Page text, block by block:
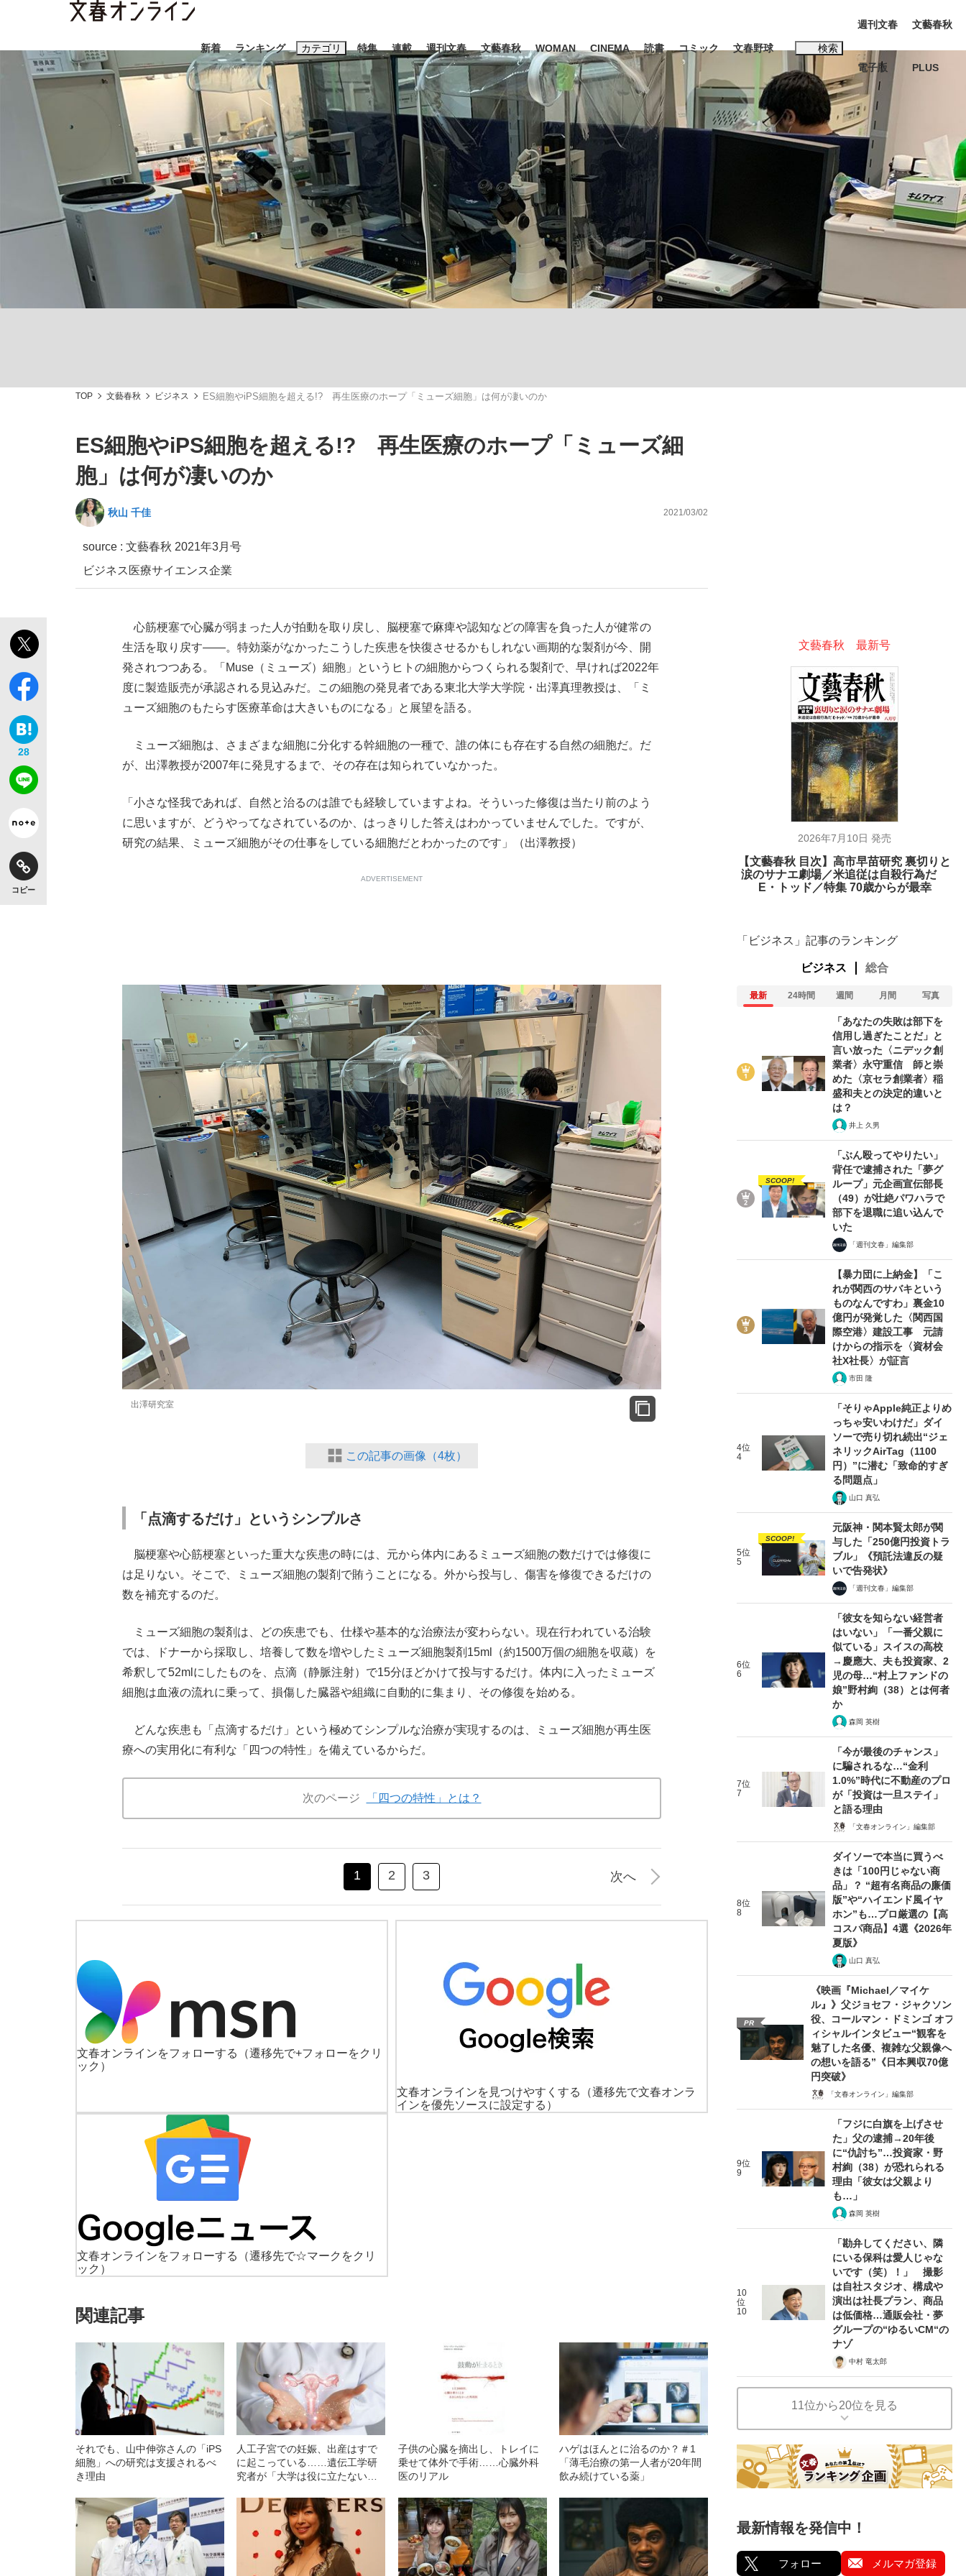
新着 ランキング カテゴリ
スクープ ニュース エンタメ ライフ ビジネス インタビュー 読書
「90%は失敗する。でも…」本田圭佑が初めて明かした日本代表監督に... 「最悪の空気のまま解散」WBC日本代表“敗戦”の真実 選手が明かす...
「敗因分析は一切聞かれなかった」侍ジャパン選手が証言した“NPB聞... 「クマが悪者扱いされているのが悲しい」『北の国から』倉本聰氏（91...
「目標達成できなかったからと言って…」サッカー日本代表・森保一監督...
もっと見る
特集
観る将棋、読む将棋
キングの誕生を、目撃せよ。
the Style
連載 週刊文春 文藝春秋 WOMAN CINEMA 読書 コミック 文春野球 検索
キーワード入力
おすすめのキーワードタグ一覧
#藤田晋 #三山凌輝 #高市早苗 #後藤真希 #森岡毅 #城彰二 #内田有紀
#玉木雄一郎
#亀和田武
週刊文春
電子版
文藝春秋
PLUS
TOP 文藝春秋 ビジネス ES細胞やiPS細胞を超える!? 再生医療のホープ「ミューズ細胞」は何が凄いのか
ES細胞やiPS細胞を超える!? 再生医療のホープ「ミューズ細
胞」は何が凄いのか
秋山 千佳 2021/03/02
source : 文藝春秋 2021年3月号
ビジネス 医療サイエンス企業
28
コピー
心筋梗塞で心臓が弱まった人が拍動を取り戻し、脳梗塞で麻痺や認知などの障害を負った人が健常の
生活を取り戻す――。特効薬がなかったこうした疾患を快復させるかもしれない画期的な製剤が今、開
発されつつある。「Muse（ミューズ）細胞」というヒトの細胞からつくられる製剤で、早ければ2022年
度に製造販売が承認される見込みだ。この細胞の発見者である東北大学大学院・出澤真理教授は、「ミ
ューズ細胞のもたらす医療革命は大きいものになる」と展望を語る。
ミューズ細胞は、さまざまな細胞に分化する幹細胞の一種で、誰の体にも存在する自然の細胞だ。だ
が、出澤教授が2007年に発見するまで、その存在は知られていなかった。
「小さな怪我であれば、自然と治るのは誰でも経験していますよね。そういった修復は当たり前のよう
に思いますが、どうやってなされているのか、はっきりした答えはわかっていませんでした。ですが、
研究の結果、ミューズ細胞がその仕事をしている細胞だとわかったのです」（出澤教授）
ADVERTISEMENT
出澤研究室
この記事の画像（4枚）
「点滴するだけ」というシンプルさ
脳梗塞や心筋梗塞といった重大な疾患の時には、元から体内にあるミューズ細胞の数だけでは修復に
は足りない。そこで、ミューズ細胞の製剤で賄うことになる。外から投与し、傷害を修復できるだけの
数を補充するのだ。
ミューズ細胞の製剤は、どの疾患でも、仕様や基本的な治療法が変わらない。現在行われている治験
では、ドナーから採取し、培養して数を増やしたミューズ細胞製剤15ml（約1500万個の細胞を収蔵）を
希釈して52mlにしたものを、点滴（静脈注射）で15分ほどかけて投与するだけ。体内に入ったミューズ
細胞は血液の流れに乗って、損傷した臓器や組織に自動的に集まり、その修復を始める。
どんな疾患も「点滴するだけ」という極めてシンプルな治療が実現するのは、ミューズ細胞が再生医
療への実用化に有利な「四つの特性」を備えているからだ。
次のページ 「四つの特性」とは？
1 2 3 次へ
文春オンラインをフォローする
（遷移先で+フォローをクリ
ック）
文春オンラインを見つけやすくする
（遷移先で文春オンラ
インを優先ソースに設定する）
文春オンラインをフォローする
（遷移先で☆マークをクリ
ック）
関連記事
それでも、山中伸弥さんの「iPS
細胞」への研究は支援されるべ
き理由
人工子宮での妊娠、出産はすで
に起こっている……遺伝工学研
究者が「大学は役に立たない」
子供の心臓を摘出し、トレイに
乗せて体外で手術……心臓外科
医のリアル
ハゲはほんとに治るのか？＃1
「薄毛治療の第一人者が20年間
飲み続けている薬」
文藝春秋 最新号
2026年7月10日 発売
【文藝春秋 目次】高市早苗研究 裏切りと
涙のサナエ劇場／米追従は自殺行為だ
E・トッド／特集 70歳からが最幸
「ビジネス」記事のランキング
ビジネス 総合
最新 24時間 週間 月間 写真
「あなたの失敗は部下を
信用し過ぎたことだ」と
言い放った〈ニデック創
業者〉永守重信 師と崇
めた〈京セラ創業者〉稲
盛和夫との決定的違いと
は？
井上 久男
SCOOP!
「ぶん殴ってやりたい」
背任で逮捕された「夢グ
ループ」元企画宣伝部長
（49）が壮絶パワハラで
部下を退職に追い込んで
いた
「週刊文春」編集部
【暴力団に上納金】「こ
れが関西のサバキという
ものなんですわ」裏金10
億円が発覚した〈関西国
際空港〉建設工事 元請
けからの指示を〈資材会
社X社長〉が証言
市田 隆
4位
4
「そりゃApple純正よりめ
っちゃ安いわけだ」ダイ
ソーで売り切れ続出“ジェ
ネリックAirTag（1100
円）”に潜む「致命的すぎ
る問題点」
山口 真弘
5位
5
SCOOP!
元阪神・関本賢太郎が関
与した「250億円投資トラ
ブル」《預託法違反の疑
いで告発状》
「週刊文春」編集部
6位
6
「彼女を知らない経営者
はいない」「一番父親に
似ている」スイスの高校
→慶應大、夫も投資家、2
児の母…“村上ファンドの
娘”野村絢（38）とは何者
か
森岡 英樹
7位
7
「今が最後のチャンス」
に騙されるな…“金利
1.0%”時代に不動産のプロ
が「投資は一旦ステイ」
と語る理由
「文春オンライン」編集部
8位
8
ダイソーで本当に買うべ
きは「100円じゃない商
品」？ “超有名商品の廉価
版”や“ハイエンド風イヤ
ホン”も…プロ厳選の【高
コスパ商品】4選《2026年
夏版》
山口 真弘
PR
《映画『Michael／マイケ
ル』》父ジョセフ・ジャクソン
役、コールマン・ドミンゴ オフ
ィシャルインタビュー“観客を
魅了した名優、複雑な父親像へ
の想いを語る”《日本興収70億
円突破》
「文春オンライン」編集部
9位
9
「フジに白旗を上げさせ
た」父の逮捕→20年後
に“仇討ち”…投資家・野
村絢（38）が恐れられる
理由「彼女は父親より
も…」
森岡 英樹
10
位
10
「勘弁してください、隣
にいる保科は愛人じゃな
いです（笑）！」 撮影
は自社スタジオ、構成や
演出は社長プラン、商品
は低価格…通販会社・夢
グループの“ゆるいCM“の
ナゾ
中村 竜太郎
11位から20位を見る
最新情報を発信中！
フォロー メルマガ登録